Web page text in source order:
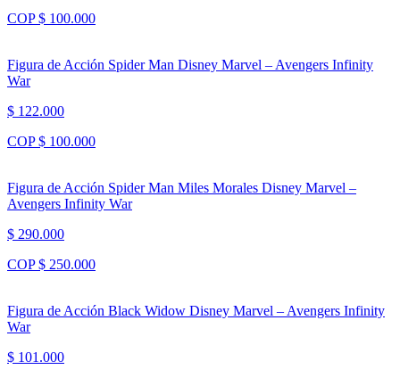
COP $ 100.000
Figura de Acción Spider Man Disney Marvel – Avengers Infinity
War
$ 122.000
COP $ 100.000
Figura de Acción Spider Man Miles Morales Disney Marvel –
Avengers Infinity War
$ 290.000
COP $ 250.000
Figura de Acción Black Widow Disney Marvel – Avengers Infinity
War
$ 101.000